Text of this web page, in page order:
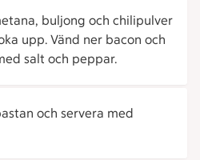
buljong och chilipulver
upp. Vänd ner bacon och
salt och peppar.
och servera med